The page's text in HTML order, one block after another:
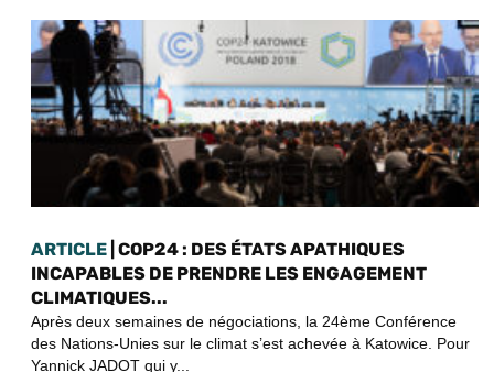
ARTICLE | COP24 : DES ÉTATS APATHIQUES
INCAPABLES DE PRENDRE LES ENGAGEMENT
CLIMATIQUES...
Après deux semaines de négociations, la 24ème Conférence
des Nations-Unies sur le climat s’est achevée à Katowice. Pour
Yannick JADOT qui y...